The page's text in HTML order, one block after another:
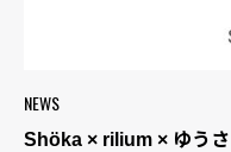
NEWS
Shöka × rilium × ゆう